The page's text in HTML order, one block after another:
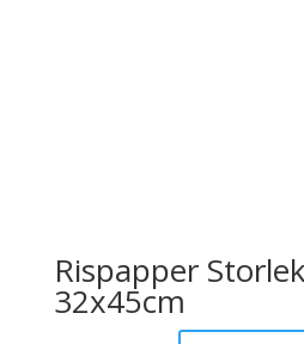
Rispapper
32x45cm